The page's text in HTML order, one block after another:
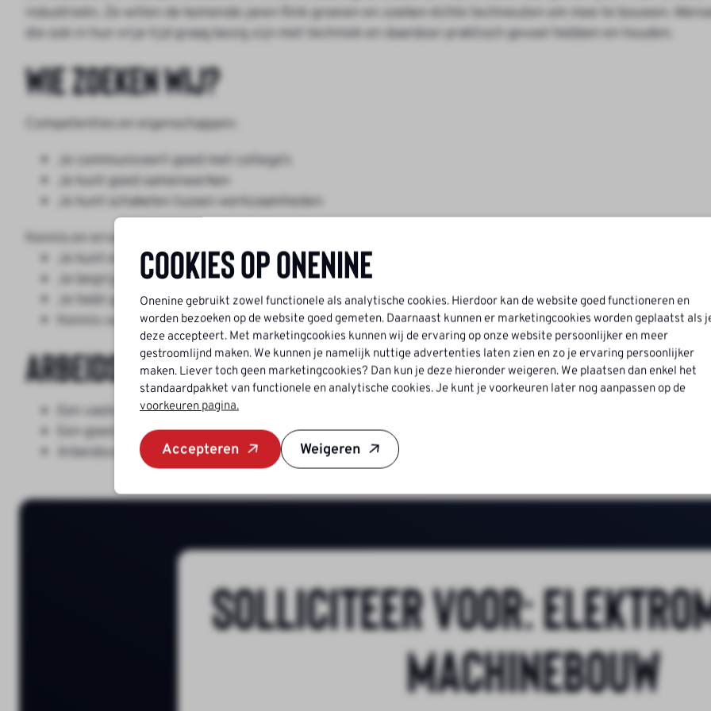
industrieën. Ze willen de komende jaren flink groeien en zoeken échte techneuten om mee te bouwen.
die ook in hun vrije tijd graag bezig zijn met techniek en daardoor praktisch gevoel hebben en houden.
Wie zoeken wij?
Competenties en eigenschappen:
Je communiceert goed met collega's
Je kunt goed samenwerken
Je kunt schakelen tussen werkzaamheden
Kennis en ervaring:
Je kunt elektrische tekeningen lezen en vanuit daar een besturingskast of machine bekabelen
Je begrijpt snel hoe processen / machines lopen wanneer je op klantlocatie bent.
Je hebt goede kennis van elektrotechniek en besturingstechniek.
Kennis van mechanica/werktuigbouwkunde is mooi meegenomen
Arbeidsvoorwaarden
Een vaste baan bij een groeiend bedrijf met een zeer sterke historie
Een goed salaris, afhankelijk van kennis en ervaring, grofweg tussen 3.000,- en 4.500,- br/mnd
Arbeidsvoorwaarden CAO Kleinmetaal volgend
Solliciteer voor:
Machinebouw
Cookies op Onenine
Onenine gebruikt zowel functionele als analytische cookies. Hierdoor kan de website goed functioneren en
worden bezoeken op de website goed gemeten. Daarnaast kunnen er marketingcookies worden geplaatst als
deze accepteert. Met marketingcookies kunnen wij de ervaring op onze website persoonlijker en meer
gestroomlijnd maken. We kunnen je namelijk nuttige advertenties laten zien en zo je ervaring persoonlijker
maken. Liever toch geen marketingcookies? Dan kun je deze hieronder weigeren. We plaatsen dan enkel het
standaardpakket van functionele en analytische cookies. Je kunt je voorkeuren later nog aanpassen op de
voorkeuren pagina.
Accepteren Weigeren